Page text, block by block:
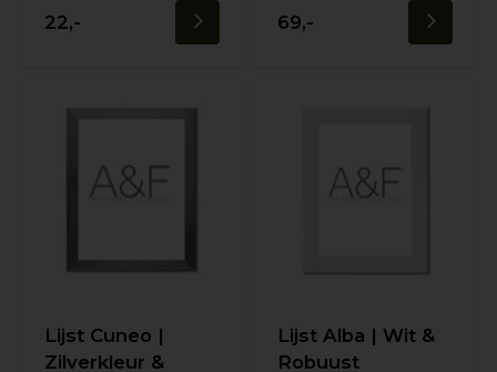
22,- 69,-
Lijst Cuneo |
Zilverkleur &
Lijst Alba | Wit &
Robuust